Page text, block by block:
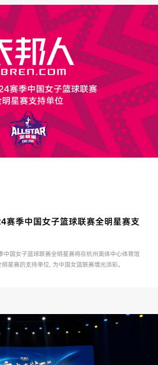
季中国女子篮球联赛全明星赛支
国女子篮球联赛全明星赛将在杭州奥体中心体育馆
星赛的支持单位，为中国女篮联赛增光添彩。